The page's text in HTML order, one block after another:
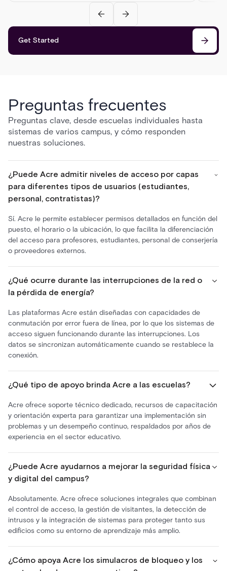
Get Started
Preguntas frecuentes
Preguntas clave, desde escuelas individuales hasta
sistemas de varios campus, y cómo responden
nuestras soluciones.
¿Puede Acre admitir niveles de acceso por capas
para diferentes tipos de usuarios (estudiantes,
personal, contratistas)?
Sí. Acre le permite establecer permisos detallados en función del
puesto, el horario o la ubicación, lo que facilita la diferenciación
del acceso para profesores, estudiantes, personal de conserjería
o proveedores externos.
¿Qué ocurre durante las interrupciones de la red o
la pérdida de energía?
Las plataformas Acre están diseñadas con capacidades de
conmutación por error fuera de línea, por lo que los sistemas de
acceso siguen funcionando durante las interrupciones. Los
datos se sincronizan automáticamente cuando se restablece la
conexión.
¿Qué tipo de apoyo brinda Acre a las escuelas?
Acre ofrece soporte técnico dedicado, recursos de capacitación
y orientación experta para garantizar una implementación sin
problemas y un desempeño continuo, respaldados por años de
experiencia en el sector educativo.
¿Puede Acre ayudarnos a mejorar la seguridad física
y digital del campus?
Absolutamente. Acre ofrece soluciones integrales que combinan
el control de acceso, la gestión de visitantes, la detección de
intrusos y la integración de sistemas para proteger tanto sus
edificios como su entorno de aprendizaje más amplio.
¿Cómo apoya Acre los simulacros de bloqueo y los